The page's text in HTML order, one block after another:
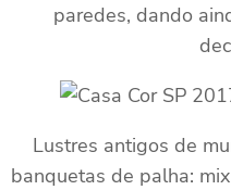
paredes, dando
Lustres antigos de
banquetas de palha: